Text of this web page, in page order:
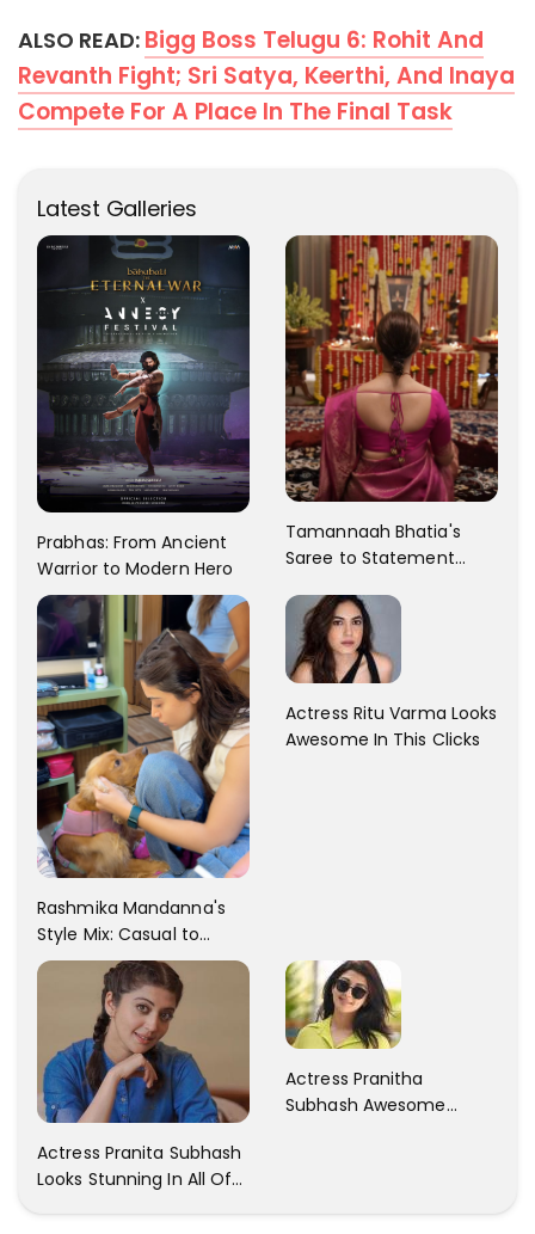
ALSO READ: Bigg Boss Telugu 6: Rohit And
Revanth Fight; Sri Satya, Keerthi, And Inaya
Compete For A Place In The Final Task
Latest Galleries
Prabhas: From Ancient
Warrior to Modern Hero
Tamannaah Bhatia's
Saree to Statement
Rashmika Mandanna's
Style Mix: Casual to
Glam
Actress Ritu Varma Looks
Awesome In This Clicks
Actress Pranita Subhash
Looks Stunning In All Of
Actress Pranitha
Subhash Awesome